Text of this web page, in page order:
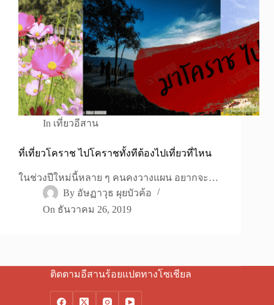
In เที่ยวอีสาน
ที่เที่ยวโคราช ไปโคราชทั้งทีต้องไปเที่ยวที่ไหน
ในช่วงปีใหม่นี้หลาย ๆ คนคงวางแผน อยากจะ…
By อัษฏาวุธ ผุยบัวค้อ
On ธันวาคม 26, 2019
ติดตามอีสานร้อยแปดทางโซเชียล